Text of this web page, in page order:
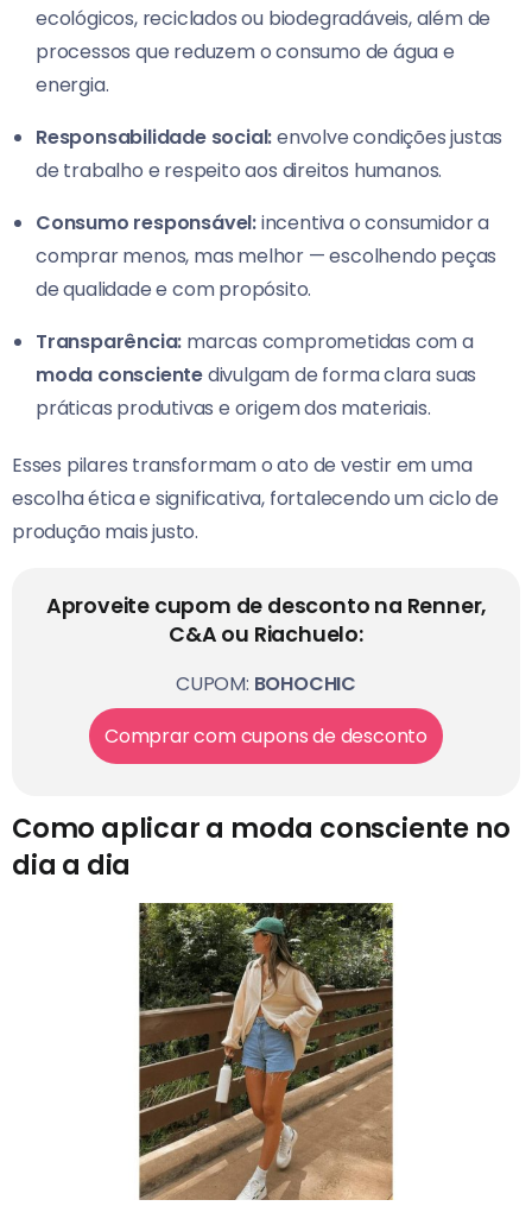
ecológicos, reciclados ou biodegradáveis, além de
processos que reduzem o consumo de água e
energia.
Responsabilidade social:envolve condições justas
de trabalho e respeito aos direitos humanos.
Consumo responsável:incentiva o consumidor a
comprar menos, mas melhor — escolhendo peças
de qualidade e com propósito.
Transparência: marcas comprometidas com a
moda conscientedivulgam de forma clara suas
práticas produtivas e origem dos materiais.
Esses pilares transformam o ato de vestir em uma
escolha ética e significativa, fortalecendo um ciclo de
produção mais justo.
Aproveite cupom de desconto na Renner,
C&A ou Riachuelo:
CUPOM: BOHOCHIC
Comprar com cupons de desconto
Como aplicar a moda consciente no
dia a dia